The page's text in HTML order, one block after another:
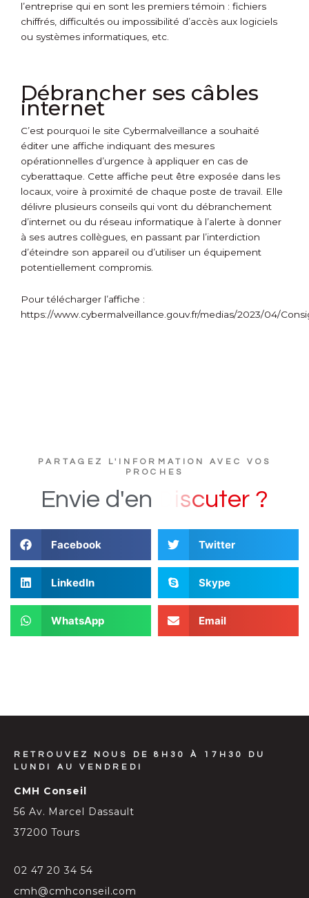
l’entreprise qui en sont les premiers témoin : fichiers
chiffrés, difficultés ou impossibilité d’accès aux logiciels
ou systèmes informatiques, etc.
Débrancher ses câbles
internet
C’est pourquoi le site Cybermalveillance a souhaité
éditer une affiche indiquant des mesures
opérationnelles d’urgence à appliquer en cas de
cyberattaque. Cette affiche peut être exposée dans les
locaux, voire à proximité de chaque poste de travail. Elle
délivre plusieurs conseils qui vont du débranchement
d’internet ou du réseau informatique à l’alerte à donner
à ses autres collègues, en passant par l’interdiction
d’éteindre son appareil ou d’utiliser un équipement
potentiellement compromis.
Pour télécharger l’affiche :
https://www.cybermalveillance.gouv.fr/medias/2023/04/
PARTAGEZ L'INFORMATION AVEC VOS
PROCHES
Envie d'en er ?
Facebook Twitter
LinkedIn Skype
WhatsApp Email
RETROUVEZ NOUS DE 8H30 À 17H30 DU
LUNDI AU VENDREDI
CMH Conseil
56 Av. Marcel Dassault
37200 Tours
02 47 20 34 54
cmh@cmhconseil.com